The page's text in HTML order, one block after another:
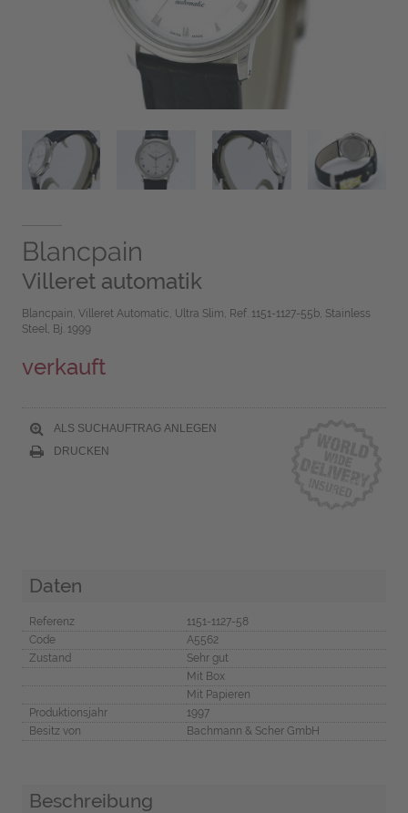
Blancpain
Villeret automatik
Blancpain, Villeret Automatic, Ultra Slim, Ref. 1151-1127-55b, Stainless
Steel, Bj. 1999
verkauft
ALS SUCHAUFTRAG ANLEGEN
DRUCKEN
Daten
Referenz
1151-1127-58
Code
A5562
Zustand
Sehr gut
Mit Box
Mit Papieren
Produktionsjahr
1997
Besitz von
Bachmann & Scher GmbH
Beschreibung